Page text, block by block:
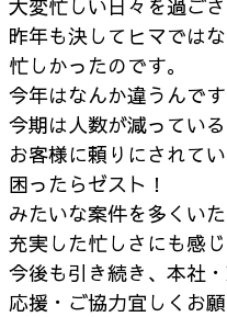
大変忙しい日々を過ご
昨年も決してヒマではな
忙しかったのです。
今年はなんか違うんです
今期は人数が減ってい
お客様に頼りにされてい
困ったらゼスト！
みたいな案件を多くい
充実した忙しさにも感じ
今後も引き続き、本社
応援・ご協力宜しくお願